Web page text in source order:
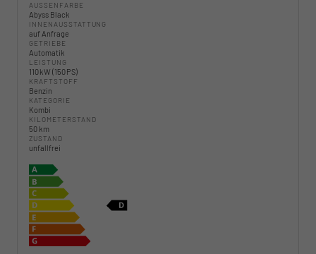
AUSSENFARBE
Abyss Black
INNENAUSSTATTUNG
auf Anfrage
GETRIEBE
Automatik
LEISTUNG
110 kW (150 PS)
KRAFTSTOFF
Benzin
KATEGORIE
Kombi
KILOMETERSTAND
50 km
ZUSTAND
unfallfrei